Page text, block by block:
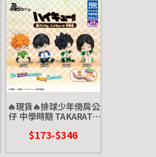
🔥現貨🔥排球少年倚肩公
仔 中學時期 TAKARATO
學 國中
$173-$346